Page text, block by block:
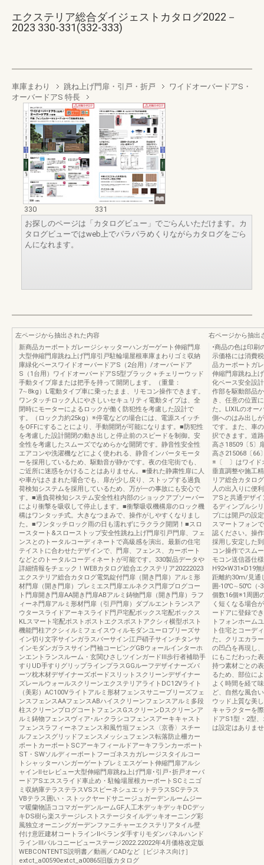
エクステリア総合ダイジェストカタログ2022－
2023 330-331(332-333)
車庫まわり 跳ね上げ門扉・引戸・折戸
ワイドオーバードアS・
オーバードアS 特長
330
331
お探しのページは「カタログビュー」でごらんいただけます。カ
タログビューではweb上でパラパラめくりながらカタログをごら
んになれます。
左ページから抽出された内容
新商品カーポートガレージシャッターハンガーゲート伸縮門扉
大型伸縮門扉跳ね上げ門扉引戸駐輪場屋根車庫まわりゴミ収納
庫緑化ベースワイドオーバードアS（2台用）/オーバードア
S（1台用）ワイドオーバードアS5型ブラック＋チェリーウッド
手動タイプ扉または把手を持って開閉します。（重量：
7∼8kg）L電動タイプ車に乗ったまま、リモコン操作できます。
ワンタッチロック人にやさしいセキュリティ電動タイプは、全
閉時にモーターによるロックが働く防犯性を考慮した設計で
す。（ロック力約25kg）※停電などの場合には、電源スイッチ
をOFFにすることにより、手動開閉が可能になります。■防犯性
を考慮した設計開閉の動き出しと停止前のスピードを制御。安
全性を考慮したスムーズでなめらかな開閉です。静音性安全性
エアコンや洗濯機などによく使われる、静音インバータモータ
ーを採用しているため、駆動音が静かです。夜の住宅街でも、
ご近所に迷惑をかけることはありません。■優れた静粛性扉に人
や車がはさまれた場合でも、扉が少し戻り、ストップする過負
荷検知システムを採用しているため、万が一の事故にも安心で
す。■過負荷検知システム安全性柱内部のショックアブソーバー
により衝撃を吸収して停止します。■衝撃吸収機構扉のロック機
構はワンタッチ式。大きなつまみで、操作がしやすくなりまし
た。■ワンタッチロック雨の日も濡れずにラクラク開閉！■スロ
ースタート&スローストップ安全性跳ね上げ門扉引戸門扉、フェ
ンスとのトータルコーディネートで高級感を演出。最新の住宅
テイストに合わせたデザインで、門扉、フェンス、カーポート
などとのトータルコーディネートが可能です。330製品データや
詳細情報をチェック！WEBカタログ総合エクステリア20222023
エクステリア総合カタログ電気錠付門扉（開き門扉）アルミ形
材門扉（開き門扉）プレミエス門扉エルネクス門扉プログコー
ト門扉開き門扉AA開き門扉ABアルミ鋳物門扉（開き門扉）ラフ
ィーネ門扉アルミ形材門扉（引戸門扉）ダブルエントランスア
ウタースライドアーキスライド門戸宅配ボックス宅配ボックス
KLスマート宅配ポストポストエクスポストアクシィ横型ポスト
機能門柱アクシィルミフェイスウィルモダンユーロブリーズサ
イン切り文字サインガラスバーサイン江戸硝子サインチタンサ
インモダンガラスサイン門袖コーピングGBウォールインターホ
ンエントランスルーム・玄関ひさしツインガードⅢ歩行者補助手
すりUD手すりグリップラインプラスGGルーフデザイナーズパ
ーツ枕木材デザイナーズボードスリットスクリーンデザイナー
ズレールウォールスクリーンエクステリアライトDC12Vライト
（美彩）AC100Vライトアルミ形材フェンスサニーブリーズフェ
ンスフェンスAAフェンスABハイスクリーンフェンスアルミ多段
柱スクリーンプログコートフェンスGスクリーンDスクリーンア
ルミ鋳物フェンスヴィア･ル･クラシコフェンスアーキキャスト
フェンスラフィーネフェンス和風竹垣フェンス〈京香〉スチー
ルフェンスグリッドフェンスメッシュフェンス転落防止柵カー
ポートカーポートSCアーキフィールドアーキフランカーポート
ST・SWソルディーポートフーゴネスカガレージスタイルコー
トシャッターハンガーゲートプレミエスゲート伸縮門扉アルシ
ャインⅡセレビュー大型伸縮門扉跳ね上げ門扉･引戸･折戸オーバ
ードアSエススライド車止め・駐輪場屋根カーポートSCミニゴ
ミ収納庫テラステラスVSスピーネシュエットテラスSCテラス
VBテラス囲い・ストックヤードサニージュガーデンルームジー
マ暖蘭物語ココマガーデンルームGF人工木デッキデッキDCデッ
キDS樹ら楽ステージレストステージタイルデッキオーニング彩
風独立オーニングガーデンファニチャーエクステリアタイル壁
付け意匠建材コートラインⅡベランダ手すりモダンパネルハンド
ラインⅢバルコニービューステージ2022.22022年4月価格改定版
WEBCONTENTS説明書／動画／CADなど［ビジネス向け］
extct_a00590extct_a00865旧版カタログ
右ページから抽出
•商品の色は印刷
示価格には消費
品カーポートガ
伸縮門扉跳ね上
化ベース安全設
作部を駆動部品
き、任意の位置
た。LIXILのオー
側へのはみ出し
です。また、車
択できます。道
高さ18509〔5〕
高さ215068〔66
※〔 〕はワイド
垂直調整や施工
リア総合カタロ
人の出入りに便
アSと共通デザ
るディンプルシ
プには開戸の設
スマートフォン
認ください。操
採用し安定した
コン操作でスム
モコン送信器仕
H92×W31×D19
距離約30m/見通
囲-10℃∼50℃（-
個数16個※1周囲
く短くなる場合
ードアに登録で
トフォンホーム
ト住宅とコーデ
た。クリエカラ
の凹凸を再現し
にもこだわった
持つ素材ごとの
るため、部位に
よく時間を経て
ど、自然な風合
ウッド上質な美
キャラクターを
ドアS1型・2型
は設定はありま